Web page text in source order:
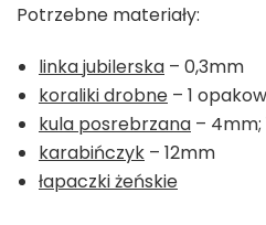
Potrzebne materiały:
linka jubilerska – 0,3mm
koraliki drobne – 1
kula posrebrzana – 4mm;
karabińczyk – 12mm
łapaczki żeńskie